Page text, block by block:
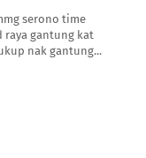
serono time
raya gantung kat
nak gantung...